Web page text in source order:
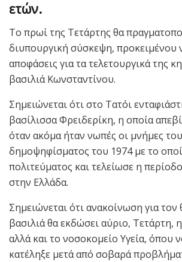
ετών.
Το πρωί της Τετάρτης θα
διυπουργική σύσκεψη, προκειμένου
αποφάσεις για τα τελετουργικά της
βασιλιά Κωνσταντίνου.
Σημειώνεται ότι στο Τατόι
βασίλισσα Φρειδερίκη, η οποία
όταν ακόμα ήταν νωπές οι μνήμες του
δημοψηφίσματος του 1974 με το
πολιτεύματος και τελείωσε η
στην Ελλάδα.
Σημειώνεται ότι ανακοίνωση για
βασιλιά θα εκδώσει αύριο, Τετάρτη,
αλλά και το νοσοκομείο Υγεία, όπου
κατέληξε μετά από σοβαρά